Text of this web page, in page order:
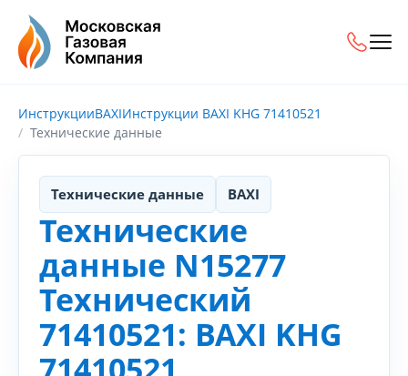
ИнструкцииBAXIИнструкции BAXI KHG 71410521
Технические данные
Технические данные BAXI
Технические
данные N15277
Технический
71410521: BAXI KHG